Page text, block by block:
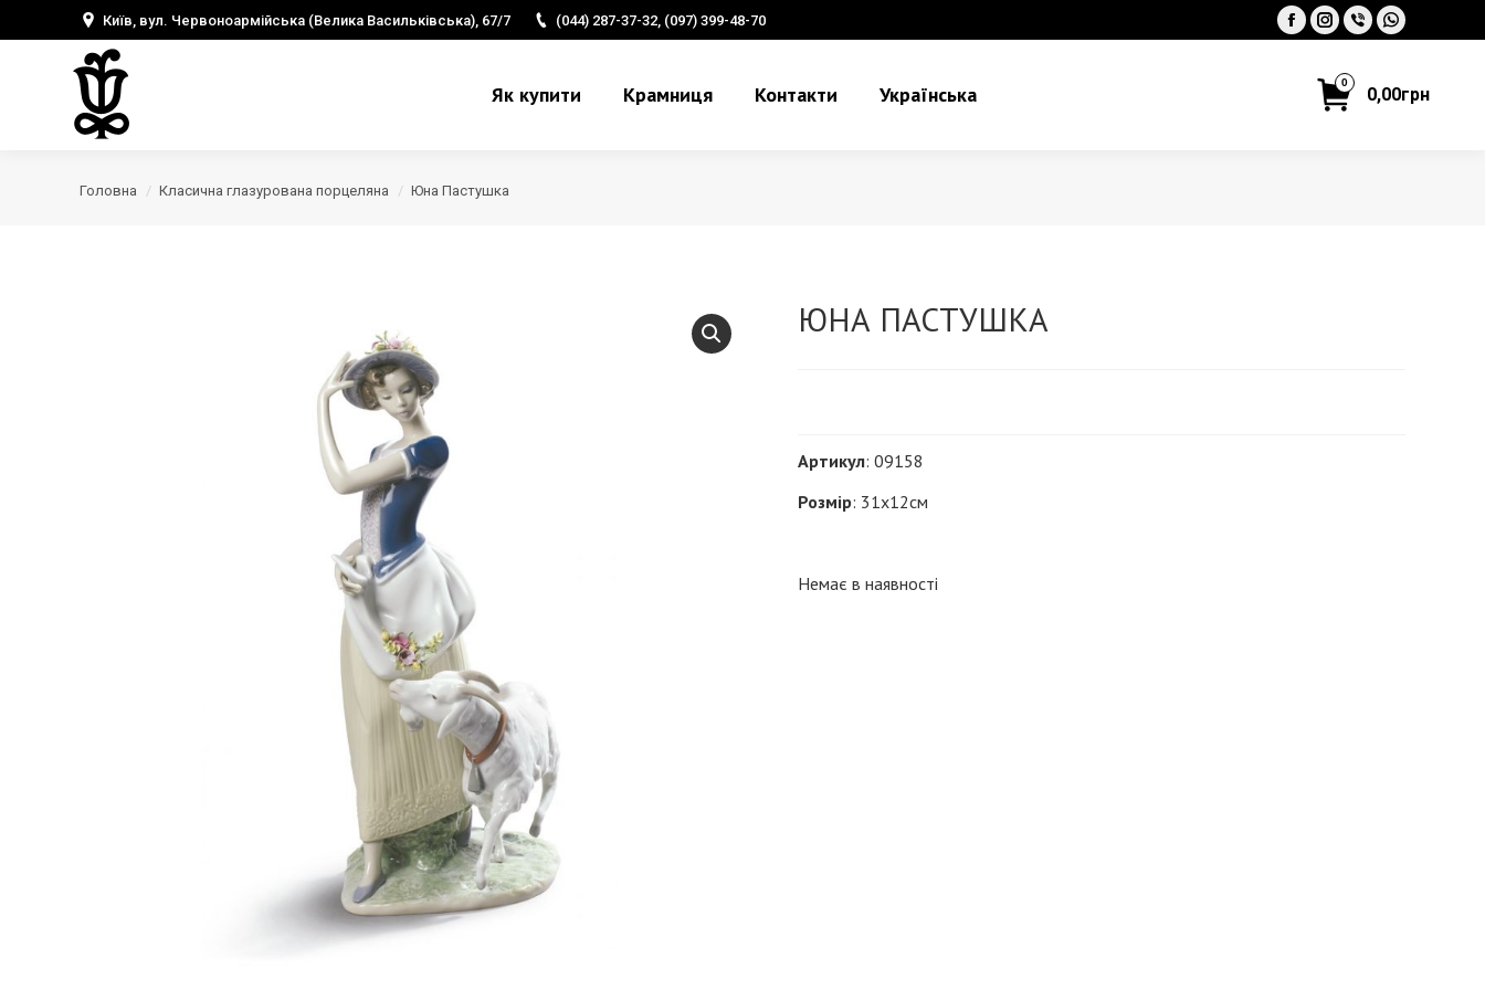
Київ, вул. Червоноармійська (Велика Васильківська), 67/7 (044) 287-37-32, (097) 399-48-70 Facebook
Instagram
ViberWhatsapp
Як купити Крамниця Контакти Українська 0,00грн
0
Головна Класична глазурована порцеляна Юна Пастушка
ЮНА ПАСТУШКА
Артикул: 09158
Розмір: 31х12см
Немає в наявності